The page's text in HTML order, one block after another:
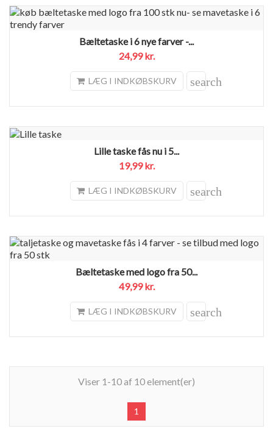
Bæltetaske i 6 nye farver -...
24,99 kr.
LÆG I INDKØBSKURV search
Lille taske fås nu i 5...
19,99 kr.
LÆG I INDKØBSKURV search
Bæltetaske med logo fra 50...
49,99 kr.
LÆG I INDKØBSKURV search
Viser 1-10 af 10 element(er)
1